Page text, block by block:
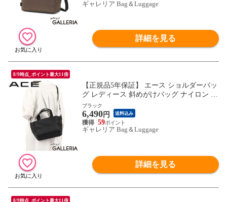
ギャレリア Bag＆Luggage
詳細を見る
8/9時点_ポイント最大11倍
【正規品5年保証】 エース ショルダーバッ
グ レディース 斜めがけバッグ ナイロン ブ
ランド ACE バッグ 斜めがけ 大人 2WAY
トートバッグ 小さめ ファスナー付き 軽い
軽量 旅行 ハンドバッグ アリッサム 17696
ブラック
6,490円 送料込み
59
ギャレリア Bag＆Luggage
詳細を見る
8/9時点_ポイント最大11倍